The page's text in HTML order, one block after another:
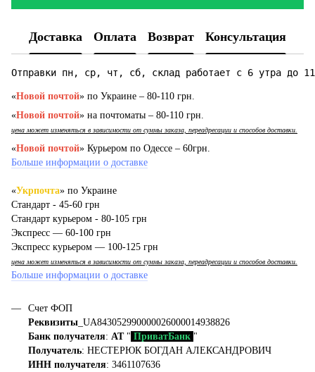
Доставка Оплата Возврат Консультация
Отправки пн, ср, чт, сб, склад работает с 6 утра до
«Новой почтой» по Украине – 80-110 грн.
«Новой почтой» на почтоматы – 80-110 грн.
цена может изменяться в зависимости от суммы заказа, переадресации и способов доставки.
«Новой почтой» Курьером по Одессе – 60грн.
Больше информации о доставке
«Укрпочта» по Украине
Стандарт - 45-60 грн
Стандарт курьером - 80-105 грн
Экспресс — 60-100 грн
Экспресс курьером — 100-125 грн
цена может изменяться в зависимости от суммы заказа, переадресации и способов доставки.
Больше информации о доставке
Счет ФОП
Реквизиты _UA843052990000026000014938826
Банк получателя: АТ" ПриватБанк "
Получатель: НЕСТЕРЮК БОГДАН АЛЕКСАНДРОВИЧ
ИНН получателя: 3461107636